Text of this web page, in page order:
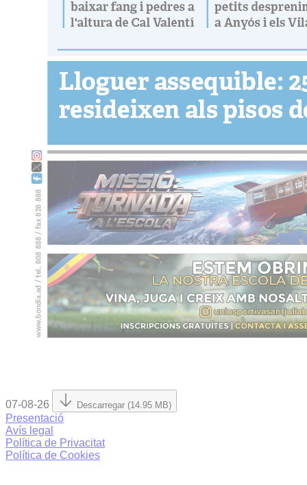
07-08-26 Descarregar (14.95 MB)
Presentació
Avís legal
Política de Privacitat
Política de Cookies